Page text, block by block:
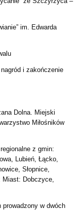
im. Edwarda
i zakończenie
Dolna. Miejski
Miłośników
z gmin:
Lubień, Łącko,
Słopnice,
Dobczyce,
w dwóch